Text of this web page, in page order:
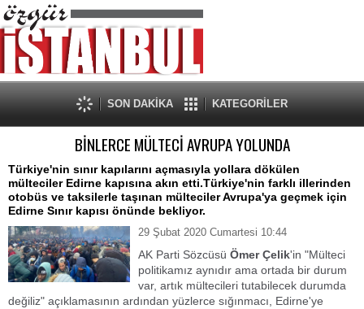
SON DAKİKA KATEGORİLER
BİNLERCE MÜLTECİ AVRUPA YOLUNDA
Türkiye'nin sınır kapılarını açmasıyla yollara dökülen
mülteciler Edirne kapısına akın etti.Türkiye'nin farklı illerinden
otobüs ve taksilerle taşınan mülteciler Avrupa'ya geçmek için
Edirne Sınır kapısı önünde bekliyor.
29 Şubat 2020 Cumartesi 10:44
AK Parti Sözcüsü Ömer Çelik'in "Mülteci
politikamız aynıdır ama ortada bir durum
var, artık mültecileri tutabilecek durumda
değiliz" açıklamasının ardından yüzlerce sığınmacı, Edirne'ye